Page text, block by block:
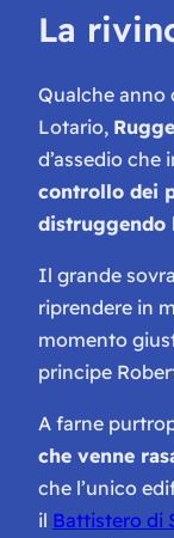
La
Qualche anno
Lotario,
d’assedio che
controllo dei
distruggendo
Il grande
riprendere in
momento
principe
A farne
che venne
che l’unico
il Battistero di